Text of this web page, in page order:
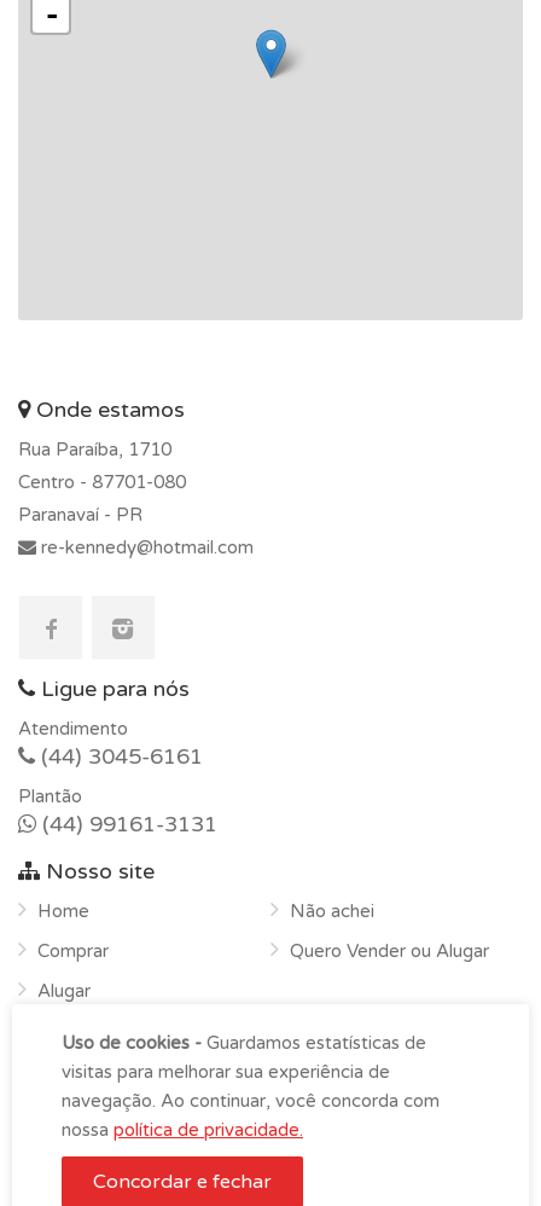
-
Entre em contato
Onde estamos
Rua Paraíba, 1710
Centro - 87701-080
Paranavaí - PR
re-kennedy@hotmail.com
Ligue para nós
Atendimento
(44) 3045-6161
Plantão
(44) 99161-3131
Nosso site
Home
Comprar
Alugar
Sobre
Contato
Não achei
Quero Vender ou Alugar
Kennedy Corretor de Imóveis © Copyright 2026 -
Uso de cookies - Guardamos estatísticas de
visitas para melhorar sua experiência de
navegação. Ao continuar, você concorda com
nossa política de privacidade.
Concordar e fechar